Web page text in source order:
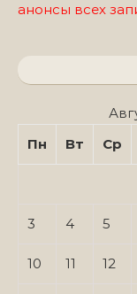
анонсы всех
Пн
Вт Ср
3 4 5
10 11 12